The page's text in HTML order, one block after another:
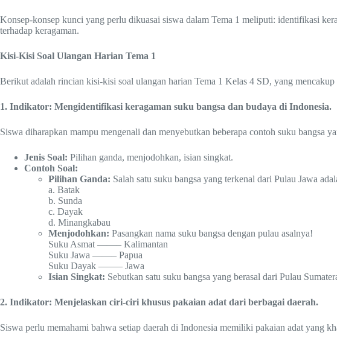
Konsep-konsep kunci yang perlu dikuasai siswa dalam Tema 1 meliputi: identifikasi
terhadap keragaman.
Kisi-Kisi Soal Ulangan Harian Tema 1
Berikut adalah rincian kisi-kisi soal ulangan harian Tema 1 Kelas 4 SD, yang
1. Indikator: Mengidentifikasi keragaman suku bangsa dan budaya di Indonesia.
Siswa diharapkan mampu mengenali dan menyebutkan beberapa contoh suku bangsa
Jenis Soal: Pilihan ganda, menjodohkan, isian singkat.
Contoh Soal:
Pilihan Ganda: Salah satu suku bangsa yang terkenal dari Pulau Jawa
a. Batak
b. Sunda
c. Dayak
d. Minangkabau
Menjodohkan: Pasangkan nama suku bangsa dengan pulau asalnya!
Suku Asmat ——– Kalimantan
Suku Jawa ——– Papua
Suku Dayak ——– Jawa
Isian Singkat: Sebutkan satu suku bangsa yang berasal dari Pulau
2. Indikator: Menjelaskan ciri-ciri khusus pakaian adat dari berbagai daerah.
Siswa perlu memahami bahwa setiap daerah di Indonesia memiliki pakaian adat yang